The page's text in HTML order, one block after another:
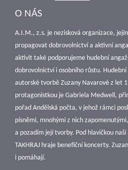
O NÁS
A.I.M., z.s. je nezisková organizace,
propagovat dobrovolnictví a aktivní
aktivit také podporujeme hudební
dobrovolnictví i osobního růstu. Hudební
autorské tvorbě Zuzany Navarové z let
protagonistkou je Gabriela Medwell,
pořad Andělská počta, v jehož rámci
písněmi, mnohými z nich
a pozadím její tvorby. Pod hlavičkou
TAKHRAJ hraje benefiční koncerty.
i pomáhají.